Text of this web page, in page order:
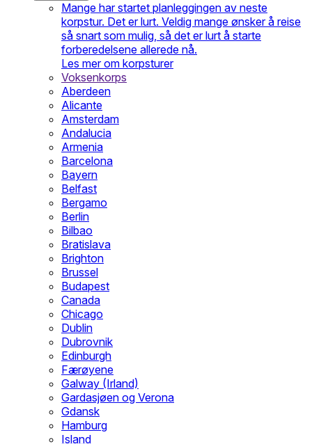
Mange har startet planleggingen av neste
korpstur. Det er lurt. Veldig mange ønsker å reise
så snart som mulig, så det er lurt å starte
forberedelsene allerede nå.
Les mer om korpsturer
Voksenkorps
Aberdeen
Alicante
Amsterdam
Andalucia
Armenia
Barcelona
Bayern
Belfast
Bergamo
Berlin
Bilbao
Bratislava
Brighton
Brussel
Budapest
Canada
Chicago
Dublin
Dubrovnik
Edinburgh
Færøyene
Galway (Irland)
Gardasjøen og Verona
Gdansk
Hamburg
Island